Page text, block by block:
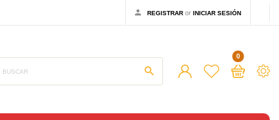
REGISTRAR or INICIAR SESIÓN
0